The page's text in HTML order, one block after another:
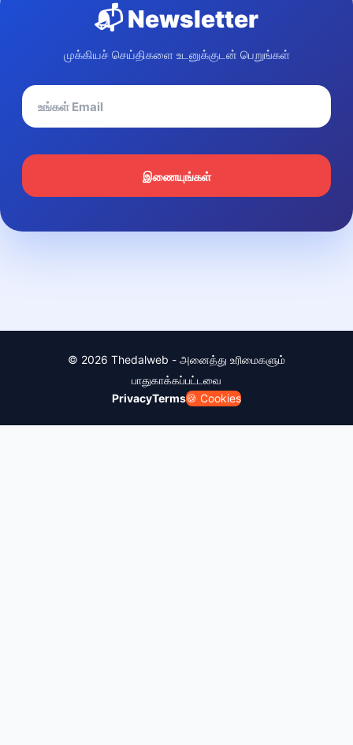
📬 Newsletter
முக்கியச் செய்திகளை உடனுக்குடன் பெறுங்கள்
இணையுங்கள்
© 2026 Thedalweb - அனைத்து உரிமைகளும்
பாதுகாக்கப்பட்டவை
PrivacyTerms🍪 Cookies